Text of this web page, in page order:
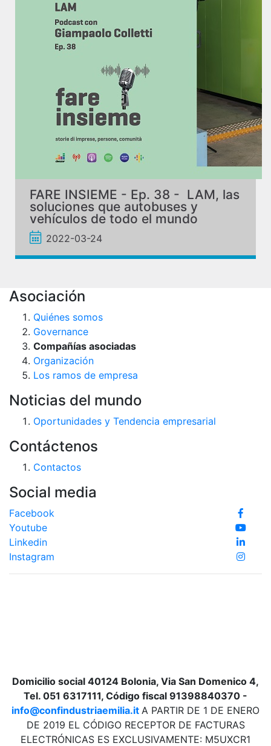
FARE INSIEME - Ep. 38 - LAM, las
soluciones que autobuses y
vehículos de todo el mundo
“llevan puestas”
2022-03-24
Asociación
Quiénes somos
Governance
Compañías asociadas
Organización
Los ramos de empresa
Noticias del mundo
Oportunidades y Tendencia empresarial
Contáctenos
Contactos
Social media
Facebook
Youtube
Linkedin
Instagram
Domicilio social 40124 Bolonia, Via San Domenico 4,
Tel. 051 6317111, Código fiscal 91398840370 -
info@confindustriaemilia.it A PARTIR DE 1 DE ENERO
DE 2019 EL CÓDIGO RECEPTOR DE FACTURAS
ELECTRÓNICAS ES EXCLUSIVAMENTE: M5UXCR1